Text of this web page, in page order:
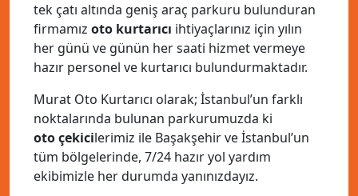
tek çatı altında geniş araç parkuru bulunduran
firmamız oto kurtarıcı ihtiyaçlarınız için yılın
her günü ve günün her saati hizmet vermeye
hazır personel ve kurtarıcı bulundurmaktadır.
Murat Oto Kurtarıcı olarak; İstanbul’un farklı
noktalarında bulunan parkurumuzda ki
oto çekicilerimiz ile Başakşehir ve İstanbul’un
tüm bölgelerinde, 7/24 hazır yol yardım
ekibimizle her durumda yanınızdayız.